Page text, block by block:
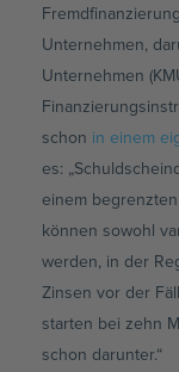
Unternehmen,
Unternehmen
schon in einem
es:
einem
können sowohl
werden, in der
Zinsen vor der
starten bei zehn
schon darunter.“